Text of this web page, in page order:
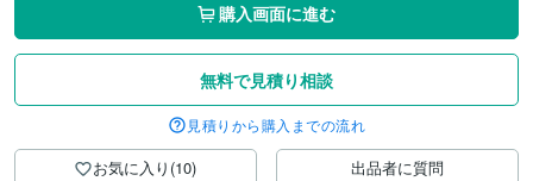
購入画面に進む
無料で見積り相談
見積りから購入までの流れ
お気に入り(10) 出品者に質問